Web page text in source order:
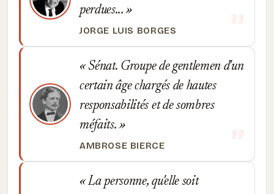
perdues...
JORGE LUIS BORGES
Sénat. Groupe de gentlemen d'un
certain âge chargés de hautes
responsabilités et de sombres
méfaits.
AMBROSE BIERCE
La personne, qu'elle soit